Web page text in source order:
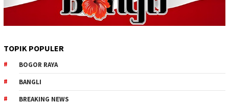
TOPIK POPULER
BOGOR RAYA
BANGLI
BREAKING NEWS